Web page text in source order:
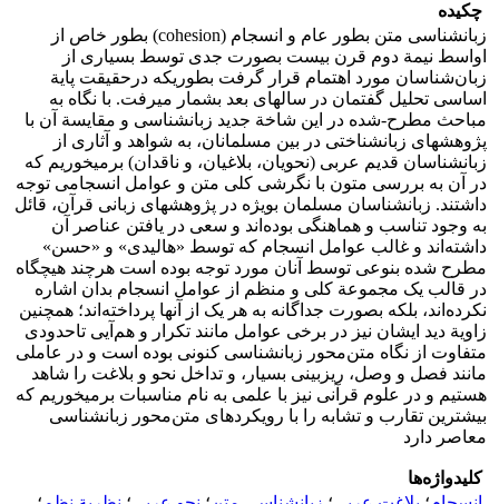
چکیده
زبانشناسی متن بطور عام و انسجام (cohesion) بطور خاص از
اواسط نیمة دوم قرن بیست بصورت جدی توسط بسیاری از
زبان‌شناسان مورد اهتمام قرار گرفت بطوریکه درحقیقت پایة
اساسی تحلیل گفتمان در سالهای بعد بشمار میرفت. با نگاه به
مباحث مطرح-شده در این شاخة جدید زبانشناسی و مقایسة آن با
پژوهشهای زبانشناختی در بین مسلمانان، به شواهد و آثاری از
زبانشناسان قدیم عربی (نحویان، بلاغیان، و ناقدان) برمیخوریم که
در آن به بررسی متون با نگرشی کلی متن و عوامل انسجامی توجه
داشتند. زبانشناسان مسلمان بویژه در پژوهشهای زبانی قرآن، قائل
به وجود تناسب و هماهنگی بوده‌اند و سعی در یافتن عناصر آن
داشته‌اند و غالب عوامل انسجام که توسط «هالیدی» و «حسن»
مطرح شده بنوعی توسط آنان مورد توجه بوده است هرچند هیچگاه
در قالب یک مجموعة کلی و منظم از عوامل انسجام بدان اشاره
نکرده‌اند، بلکه بصورت جداگانه به هر یک از آنها پرداخته‌اند؛ همچنین
زاویة دید ایشان نیز در برخی عوامل مانند تکرار و هم‌آیی تاحدودی
متفاوت از نگاه متن‌محور زبانشناسی کنونی بوده است و در عاملی
مانند فصل و وصل، ریزبینی بسیار، و تداخل نحو و بلاغت را شاهد
هستیم و در علوم قرآنی نیز با علمی به نام مناسبات برمیخوریم که
بیشترین تقارب و تشابه را با رویکردهای متن‌محور زبانشناسی
معاصر دارد
کلیدواژه‌ها